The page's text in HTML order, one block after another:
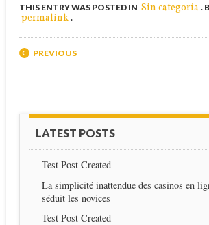
THIS ENTRY WAS POSTED IN Sin categoría .
permalink .
Post navigation
PREVIOUS
LATEST POSTS
Test Post Created
La simplicité inattendue des casinos en
séduit les novices
Test Post Created